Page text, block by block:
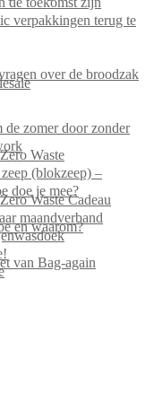
verpakkingen terug te
over de broodzak
de zomer door zonder
Waste
(blokzeep) –
doe je mee?
Waste Cadeau
maandverband
en waarom?
van Bag-again